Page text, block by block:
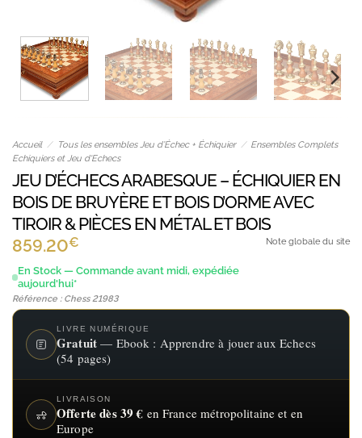
Accueil / Tous les ensembles Jeu d’Échec + Échiquier / Ensembles Complets
Echiquiers et Jeu d'Echecs
JEU D’ÉCHECS ARABESQUE – ÉCHIQUIER EN
BOIS DE BRUYÈRE ET BOIS D’ORME AVEC
TIROIR & PIÈCES EN MÉTAL ET BOIS
859.20€
En Stock — Commande avant midi, expédiée
aujourd'hui*
Référence : Chess 21983
Note globale du site
LIVRE NUMÉRIQUE
Gratuit — Ebook : Apprendre à jouer aux Echecs
(54 pages)
LIVRAISON
Offerte dès 39 € en France métropolitaine et en
Europe